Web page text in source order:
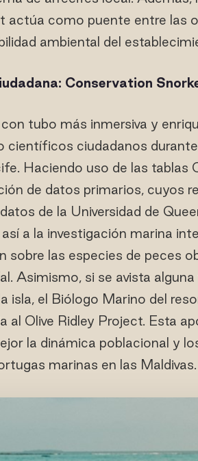
actúa como puente entre las
ambiental del
Conservation
tubo más inmersiva y
científicos ciudadanos
Haciendo uso de las tablas
de datos primarios, cuyos
de la Universidad de
a la investigación marina
sobre las especies de peces
Asimismo, si se avista
isla, el Biólogo Marino del
al Olive Ridley Project. Esta
la dinámica poblacional y
marinas en las Maldivas.